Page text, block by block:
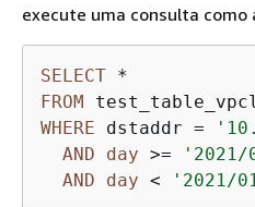
execute uma consulta como
SELECT *
FROM
WHERE dstaddr =
AND
day >=
'2021/
AND
day < '2021/